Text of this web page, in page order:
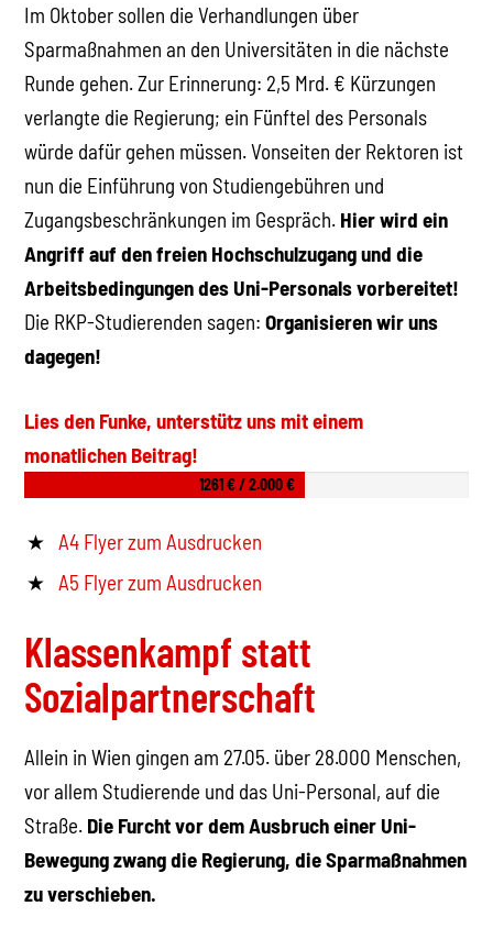
Im Oktober sollen die Verhandlungen über
Sparmaßnahmen an den Universitäten in die nächste
Runde gehen. Zur Erinnerung: 2,5 Mrd. € Kürzungen
verlangte die Regierung; ein Fünftel des Personals
würde dafür gehen müssen. Vonseiten der Rektoren ist
nun die Einführung von Studiengebühren und
Zugangsbeschränkungen im Gespräch. Hier wird ein
Angriff auf den freien Hochschulzugang und die
Arbeitsbedingungen des Uni-Personals vorbereitet!
Die RKP-Studierenden sagen:Organisieren wir uns
dagegen!
Lies den Funke, unterstütz uns mit einem
monatlichen Beitrag!
1261 € / 2.000 €
A4 Flyer zum Ausdrucken
A5 Flyer zum Ausdrucken
Klassenkampf statt
Sozialpartnerschaft
Allein in Wien gingen am 27.05. über 28.000 Menschen,
vor allem Studierende und das Uni-Personal, auf die
Straße. Die Furcht vor dem Ausbruch einer Uni-
Bewegung zwang die Regierung, die Sparmaßnahmen
zu verschieben.